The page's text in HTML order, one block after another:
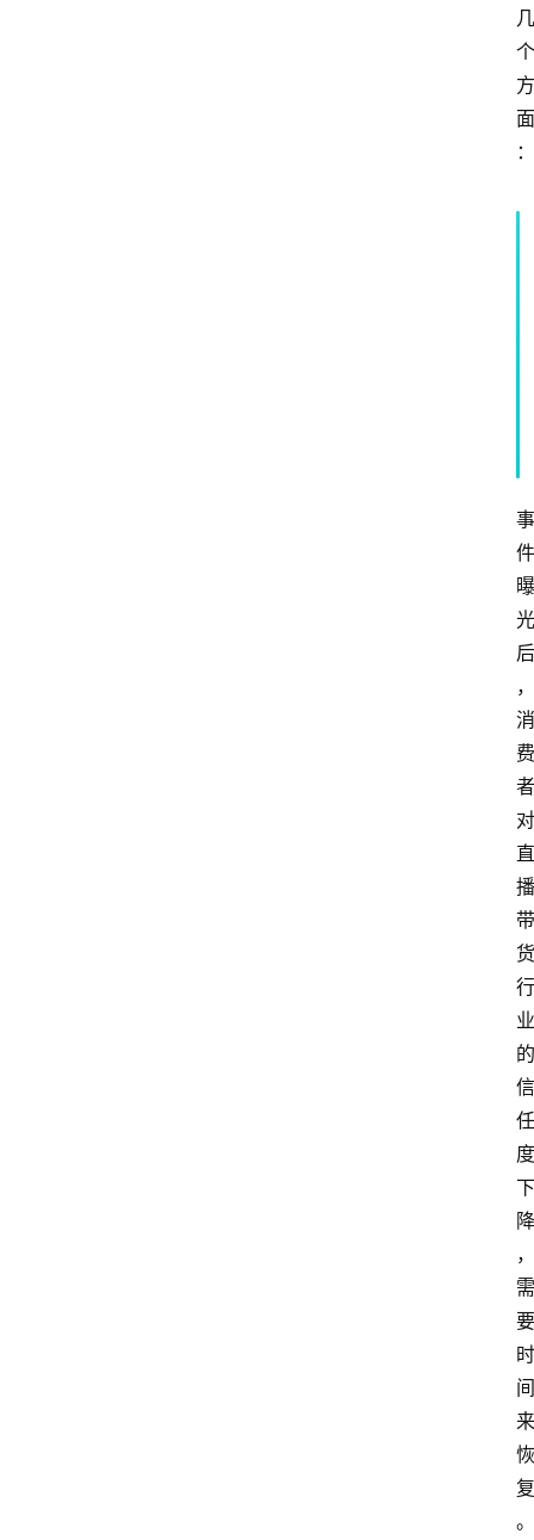
几
个
方
面
：
事
件
曝
光
后
，
消
费
者
对
直
播
带
货
行
业
的
信
任
度
下
降
，
需
要
时
间
来
恢
复
。